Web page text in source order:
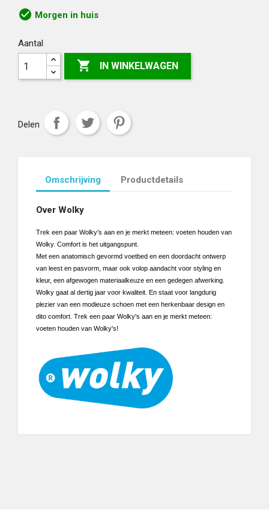
/korenblauw
check_circle Morgen in huis
Aantal
 IN WINKELWAGEN
Delen
Omschrijving Productdetails
Over Wolky
Trek een paar Wolky’s aan en je merkt meteen: voeten houden van
Wolky. Comfort is het uitgangspunt.
Met een anatomisch gevormd voetbed en een doordacht ontwerp
van leest en pasvorm, maar ook volop aandacht voor styling en
kleur, een afgewogen materiaalkeuze en een gedegen afwerking.
Wolky gaat al dertig jaar voor kwaliteit. En staat voor langdurig
plezier van een modieuze schoen met een herkenbaar design en
dito comfort. Trek een paar Wolky's aan en je merkt meteen:
voeten houden van Wolky's!